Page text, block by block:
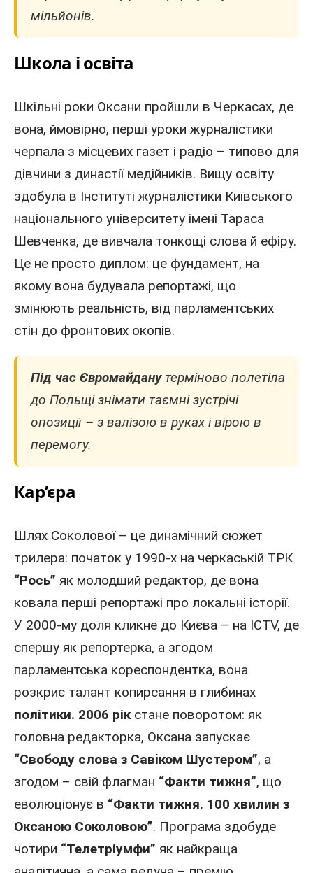
мільйонів.
Школа і освіта
Шкільні роки Оксани пройшли в Черкасах, де
вона, ймовірно, перші уроки журналістики
черпала з місцевих газет і радіо – типово для
дівчини з династії медійників. Вищу освіту
здобула в Інституті журналістики Київського
національного університету імені Тараса
Шевченка, де вивчала тонкощі слова й ефіру.
Це не просто диплом: це фундамент, на
якому вона будувала репортажі, що
змінюють реальність, від парламентських
стін до фронтових окопів.
Під час Євромайданутерміново полетіла
до Польщі знімати таємні зустрічі
опозиції – з валізою в руках і вірою в
перемогу.
Кар’єра
Шлях Соколової – це динамічний сюжет
трилера: початок у 1990-х на черкаській ТРК
“Рось” як молодший редактор, де вона
ковала перші репортажі про локальні історії.
У 2000-му доля кликне до Києва – на ICTV, де
спершу як репортерка, а згодом
парламентська кореспондентка, вона
розкриє талант копирсання в глибинах
політики. 2006 рікстане поворотом: як
головна редакторка, Оксана запускає
“Свободу слова з Савiком Шустером”, а
згодом – свій флагман “Факти тижня”, що
еволюціонує в “Факти тижня. 100 хвилин з
Оксаною Соколовою”. Програма здобуде
чотири “Телетріумфи” як найкраща